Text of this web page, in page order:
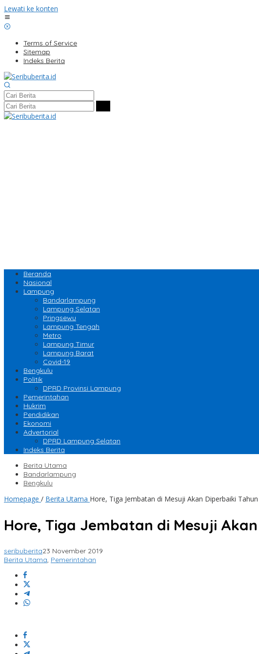
Lewati ke konten
Terms of Service
Sitemap
Indeks Berita
Beranda
Nasional
Lampung
Bandarlampung
Lampung Selatan
Pringsewu
Lampung Tengah
Metro
Lampung Timur
Lampung Barat
Covid-19
Bengkulu
Politik
DPRD Provinsi Lampung
Pemerintahan
Hukrim
Pendidikan
Ekonomi
Advertorial
DPRD Lampung Selatan
Indeks Berita
Berita Utama
Bandarlampung
Bengkulu
Homepage / Berita Utama Hore, Tiga Jembatan di Mesuji Akan Diperbaiki
Hore, Tiga Jembatan di Mesuji
seribuberita23 November 2019
Berita Utama, Pemerintahan